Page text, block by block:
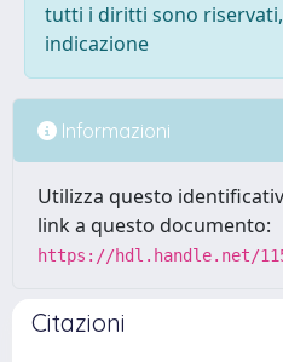
tutti i diritti sono
indicazione
Informazioni
Utilizza questo
link a questo documento:
https://hdl.handle.net/
Citazioni